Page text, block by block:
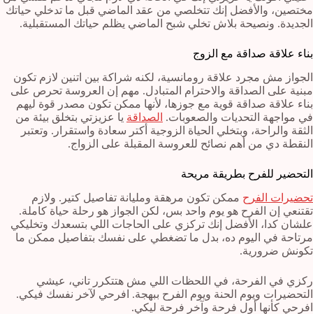
مختصين، والأفضل إنك تتخلصي من عقد الماضي قبل ما تدخلي حياتك
الجديدة. ونصيحة بلاش تخلي شبح الماضي يظلم حياتك المستقبلية.
بناء علاقة صداقة مع الزوج
الجواز مش مجرد علاقة رومانسية، لكنه شراكة بين اتنين لازم تكون
مبنية على الصداقة والاحترام المتبادل. مهم إن العروسة تحرص على
بناء علاقة صداقة قوية مع جوزها، لأنها ممكن تكون مصدر قوة ليهم
في مواجهة التحديات والصعوبات. الصداقة يا عزيزتي بتخلق بيئة من
الثقة والراحة، وبتخلي الحياة الزوجية أكتر سعادة واستقرار. وتعتبر
النقطة دي من أهم نصائح للعروسة المقبلة على الزواج.
التحضير للفرح بطريقة مريحة
تحضيرات الفرح ممكن تكون مرهقة ومليانة تفاصيل كتير. ولازم
تقتنعي إن الفرح هو يوم واحد بس، لكن الجواز هو رحلة حياة كاملة.
علشان كدا، الأفضل إنك تركزي على الحاجات اللي بتسعدك وتخليكي
مرتاحة في اليوم ده، بدل ما تضغطي على نفسك بتفاصيل ممكن ما
تكونش ضرورية.
ركزي في الفرحة، في اللحظات اللي مش هتتكرر تاني، عيشي
التحضيرات ويوم الحنة ويوم الفرح ببهجة. افرحي لآخر نفسك فيكي.
افرحي كأنها أول فرحة وآخر فرحة ليكي.